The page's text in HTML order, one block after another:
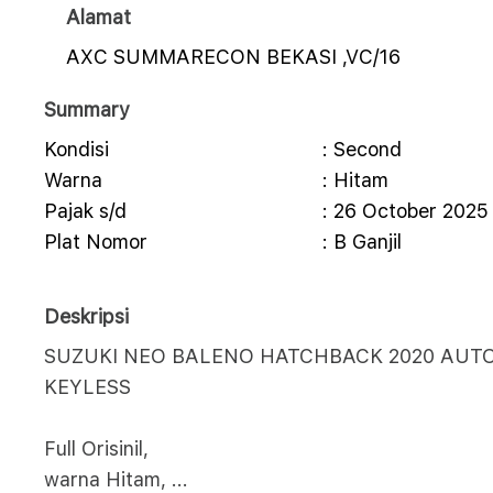
Alamat
AXC SUMMARECON BEKASI ,VC/16
Summary
Kondisi
: Second
Warna
: Hitam
Pajak s/d
: 26 October 2025
Plat Nomor
: B Ganjil
Deskripsi
SUZUKI NEO BALENO HATCHBACK 2020
KEYLESS
Full Orisinil,
warna Hitam, ...